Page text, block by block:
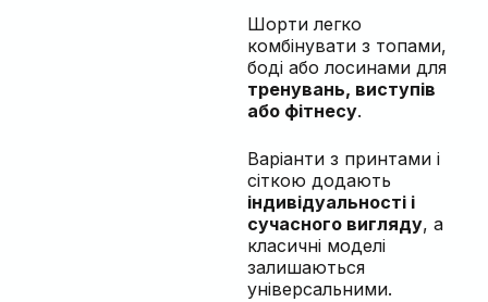
Шорти легко
комбінувати з топами,
боді або лосинами для
тренувань, виступів
або фітнесу.
Варіанти з принтами і
сіткою додають
індивідуальності і
сучасного вигляду, а
класичні моделі
залишаються
універсальними.